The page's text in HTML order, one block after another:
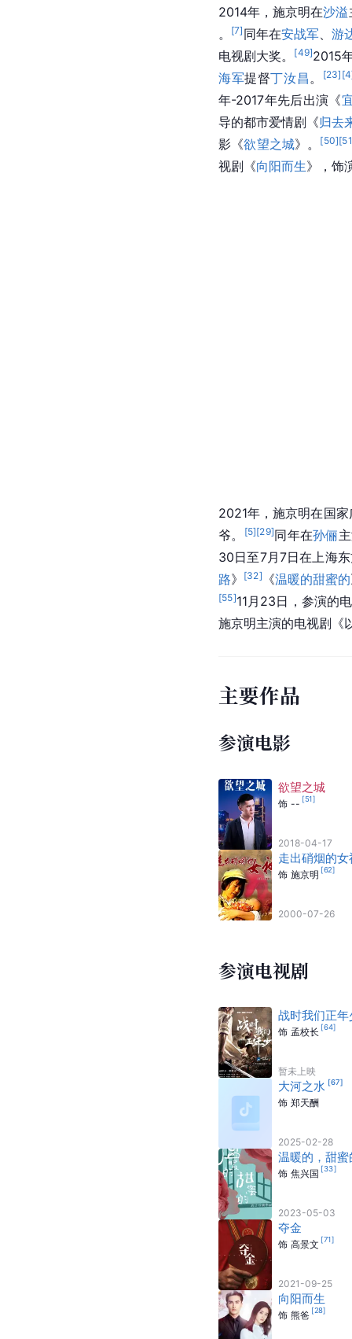
2014年，施京明在沙溢
。
[7] 同年在安战军、 游
电视剧大奖。
[49]2015
海军提督丁汝昌 。 [23] [4
年-2017年先后出演《
导的都市爱情剧《归去
影《欲望之城》。 [50][51
视剧《向阳而生》，饰
2021年，施京明在国
爷。
[5][29]同年在孙俪
30日至7月7日在上海
路》 [32] 《温暖的甜蜜的
[55]11月23日，参演的
施京明主演的电视剧《
主要作品
参演电影
欲望之城
饰 -- [51]
2018-04-17
走出硝烟的女
饰 施京明 [62]
2000-07-26
参演电视剧
战时我们正年
饰 孟校长 [64]
暂未上映
大河之水 [67]
饰 郑天酬
2025-02-28
温暖的，甜蜜
饰 焦兴国 [33]
2023-05-03
夺金
饰 高景文 [71]
2021-09-25
向阳而生
饰 熊爸 [28]